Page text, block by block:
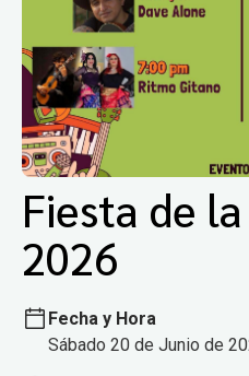
Fiesta de
2026
Fecha y Hora
Sábado 20 de Junio de